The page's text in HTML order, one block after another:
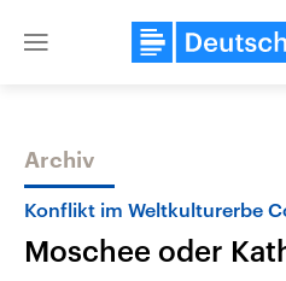
Close
Themen
Archiv
Konflikt im Weltkulturerbe
Moschee oder